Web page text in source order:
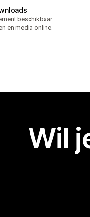
beschikbaar
en media online.
Wil